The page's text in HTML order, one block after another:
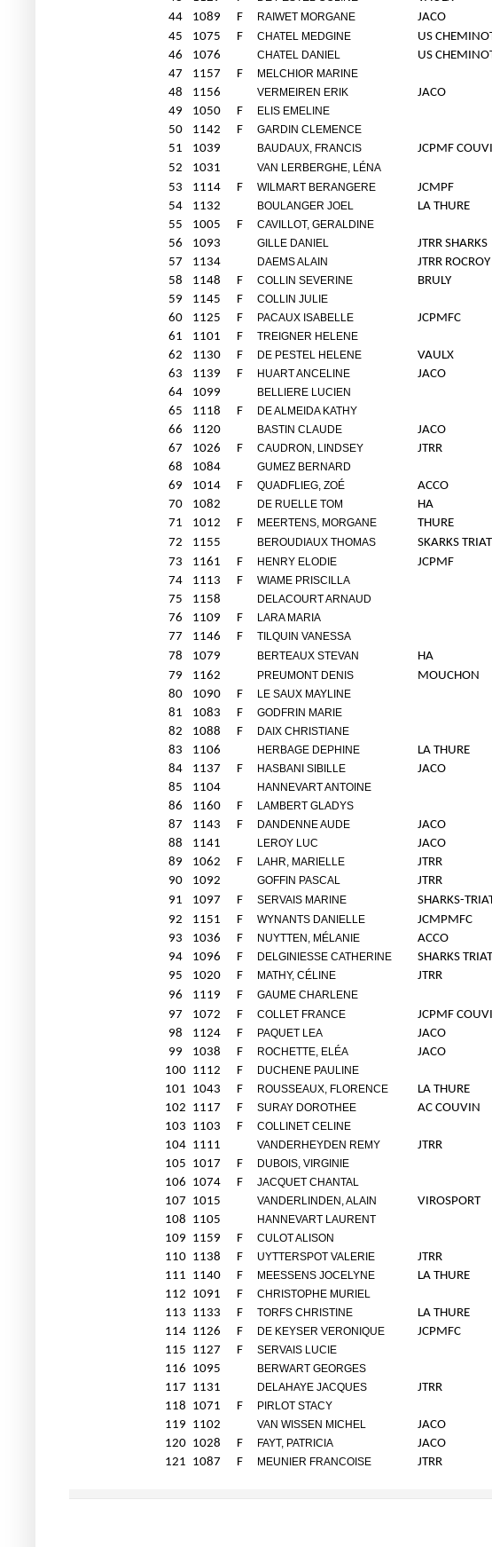
44
1089 F RAIWET MORGANE JACO
45
1075 F CHATEL MEDGINE US
46
1076 CHATEL DANIEL US
47
1157 F MELCHIOR MARINE
48
1156 VERMEIREN ERIK JACO
49
1050 F ELIS EMELINE
50
1142 F GARDIN CLEMENCE
51
1039 BAUDAUX, FRANCIS JCPMF
52
1031 VAN LERBERGHE, LÉNA
53
1114 F WILMART BERANGERE JCMPF
54
1132 BOULANGER JOEL LA THURE
55
1005 F CAVILLOT, GERALDINE
56
1093 GILLE DANIEL JTRR SHARKS
57
1134 DAEMS ALAIN JTRR ROCROY
58
1148 F COLLIN SEVERINE BRULY
59
1145 F COLLIN JULIE
60
1125 F PACAUX ISABELLE JCPMFC
61
1101 F TREIGNER HELENE
62
1130 F DE PESTEL HELENE VAULX
63
1139 F HUART ANCELINE JACO
64
1099 BELLIERE LUCIEN
65
1118 F DE ALMEIDA KATHY
66
1120 BASTIN CLAUDE JACO
67
1026 F CAUDRON, LINDSEY JTRR
68
1084 GUMEZ BERNARD
69
1014 F QUADFLIEG, ZOÉ ACCO
70
1082 DE RUELLE TOM HA
71
1012 F MEERTENS, MORGANE THURE
72
1155 BEROUDIAUX THOMAS SKARKS
73
1161 F HENRY ELODIE JCPMF
74
1113 F WIAME PRISCILLA
75
1158 DELACOURT ARNAUD
76
1109 F LARA MARIA
77
1146 F TILQUIN VANESSA
78
1079 BERTEAUX STEVAN HA
79
1162 PREUMONT DENIS MOUCHON
80
1090 F LE SAUX MAYLINE
81
1083 F GODFRIN MARIE
82
1088 F DAIX CHRISTIANE
83
1106 HERBAGE DEPHINE LA THURE
84
1137 F HASBANI SIBILLE JACO
85
1104 HANNEVART ANTOINE
86
1160 F LAMBERT GLADYS
87
1143 F DANDENNE AUDE JACO
88
1141 LEROY LUC JACO
89
1062 F LAHR, MARIELLE JTRR
90
1092 GOFFIN PASCAL JTRR
91
1097 F SERVAIS MARINE SHARKS-
92
1151 F WYNANTS DANIELLE JCMPMFC
93
1036 F NUYTTEN, MÉLANIE ACCO
94
1096 F DELGINIESSE CATHERINE SHARKS
95
1020 F MATHY, CÉLINE JTRR
96
1119 F GAUME CHARLENE
97
1072 F COLLET FRANCE JCPMF
98
1124 F PAQUET LEA JACO
99
1038 F ROCHETTE, ELÉA JACO
100 1112 F DUCHENE PAULINE
101 1043 F ROUSSEAUX, FLORENCE LA THURE
102 1117 F SURAY DOROTHEE AC COUVIN
103 1103 F COLLINET CELINE
104 1111 VANDERHEYDEN REMY JTRR
105 1017 F DUBOIS, VIRGINIE
106 1074 F JACQUET CHANTAL
107 1015 VANDERLINDEN, ALAIN VIROSPORT
108 1105 HANNEVART LAURENT
109 1159 F CULOT ALISON
110 1138 F UYTTERSPOT VALERIE JTRR
111 1140 F MEESSENS JOCELYNE LA THURE
112 1091 F CHRISTOPHE MURIEL
113 1133 F TORFS CHRISTINE LA THURE
114 1126 F DE KEYSER VERONIQUE JCPMFC
115 1127 F SERVAIS LUCIE
116 1095 BERWART GEORGES
117 1131 DELAHAYE JACQUES JTRR
118 1071 F PIRLOT STACY
119 1102 VAN WISSEN MICHEL JACO
120 1028 F FAYT, PATRICIA JACO
121 1087 F MEUNIER FRANCOISE JTRR